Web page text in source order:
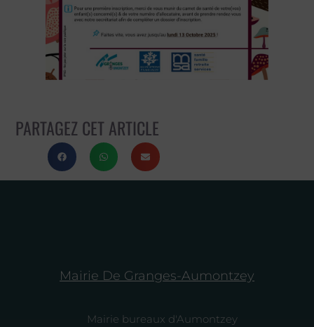
PARTAGEZ CET ARTICLE
Mairie De Granges-Aumontzey
Mairie bureaux d'Aumontzey